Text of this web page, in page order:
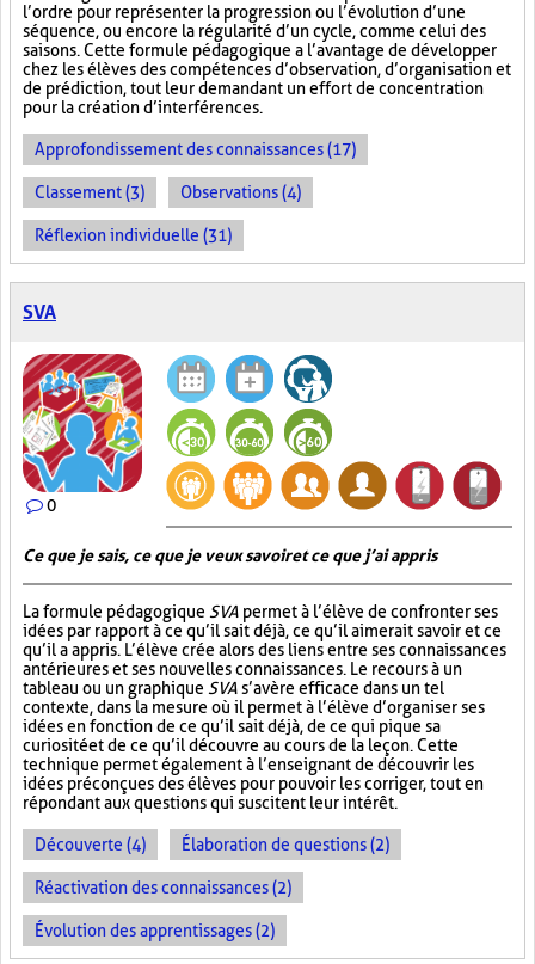
l’ordre pour représenter la progression ou l’évolution d’une
séquence, ou encore la régularité d’un cycle, comme celui des
saisons. Cette formule pédagogique a l’avantage de développer
chez les élèves des compétences d’observation, d’organisation et
de prédiction, tout leur demandant un effort de concentration
pour la création d’interférences.
Approfondissement des connaissances (17)
Classement (3) Observations (4)
Réflexion individuelle (31)
SVA
0
Ce que je sais, ce que je veux savoir et ce que j’ai appris
La formule pédagogique SVA permet à l’élève de confronter ses
idées par rapport à ce qu’il sait déjà, ce qu’il aimerait savoir et ce
qu’il a appris. L’élève crée alors des liens entre ses connaissances
antérieures et ses nouvelles connaissances. Le recours à un
tableau ou un graphique SVA s’avère efficace dans un tel
contexte, dans la mesure où il permet à l’élève d’organiser ses
idées en fonction de ce qu’il sait déjà, de ce qui pique sa
curiosité et de ce qu’il découvre au cours de la leçon. Cette
technique permet également à l’enseignant de découvrir les
idées préconçues des élèves pour pouvoir les corriger, tout en
répondant aux questions qui suscitent leur intérêt.
Découverte (4) Élaboration de questions (2)
Réactivation des connaissances (2)
Évolution des apprentissages (2)